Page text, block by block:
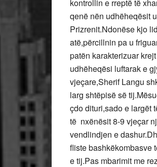
kontrollin e rreptë të
qenë nën udhëheqësit
Prizrenit.Ndonëse kjo
atë,përcillnin pa u
patën karakterizuar
udhëheqësi luftarak e
vjeçare,Sherif Langu
larg shtëpisë së
çdo dituri,sado e largët
të nxënësit 8-9 vjeçar
vendlindjen e
fliste bashkëkombasve
e tij.Pas mbarimit me